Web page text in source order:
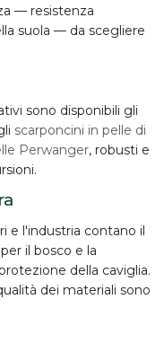
— resistenza
suola — da scegliere
sono disponibili gli
scarponcini in pelle di
Perwanger, robusti e
e l'industria contano il
il bosco e la
della caviglia.
dei materiali sono